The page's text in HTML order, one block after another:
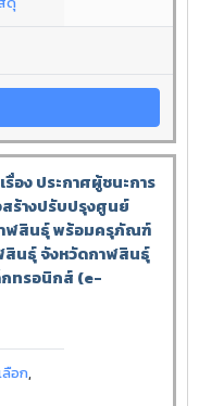
อง ประกาศผู้ชนะการ
สร้างปรับปรุงศูนย์
าฬสินธุ์ พร้อมครุภัณฑ์
สินธุ์ จังหวัดกาฬสินธุ์
กทรอนิกส์ (e-
อก,